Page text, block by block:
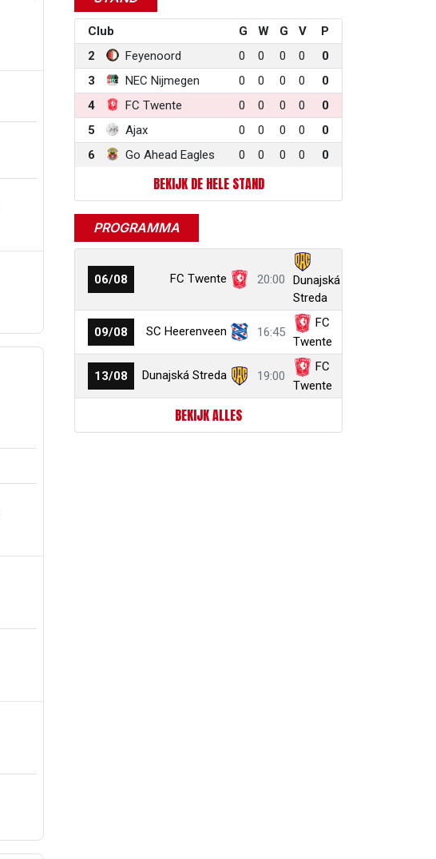
Club G W G V
P
2
Feyenoord 0 0 0 0
0
3
NEC Nijmegen 0 0 0 0
0
4
FC Twente 0 0 0 0
0
5
Ajax 0 0 0 0
0
6
Go Ahead Eagles 0 0 0 0 0
BEKIJK DE HELE STAND
PROGRAMMA
06/08 FC Twente 20:00
Dunajská
Streda
09/08 SC Heerenveen 16:45
FC
Twente
13/08 Dunajská Streda 19:00
FC
Twente
BEKIJK ALLES